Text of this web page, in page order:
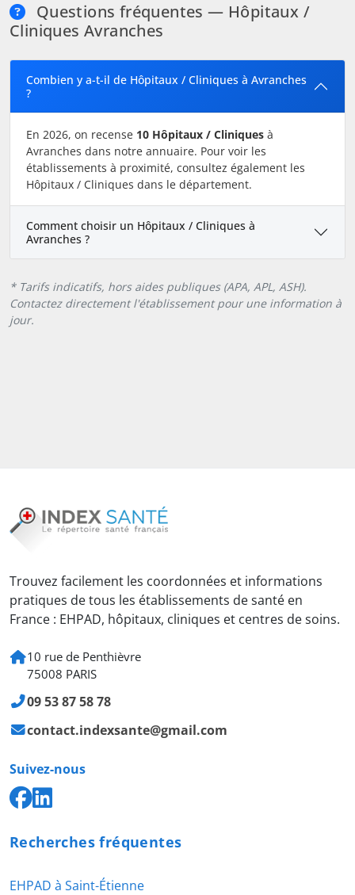
Questions fréquentes — Hôpitaux /
Cliniques Avranches
Combien y a-t-il de Hôpitaux / Cliniques à Avranches
?
En 2026, on recense 10 Hôpitaux / Cliniques à
Avranches dans notre annuaire. Pour voir les
établissements à proximité, consultez également les
Hôpitaux / Cliniques dans le département.
Comment choisir un Hôpitaux / Cliniques à
Avranches ?
* Tarifs indicatifs, hors aides publiques (APA, APL, ASH).
Contactez directement l'établissement pour une information à
jour.
Trouvez facilement les coordonnées et informations
pratiques de tous les établissements de santé en
France : EHPAD, hôpitaux, cliniques et centres de soins.
10 rue de Penthièvre
75008 PARIS
09 53 87 58 78
contact.indexsante@gmail.com
Suivez-nous
Recherches fréquentes
EHPAD à Saint-Étienne